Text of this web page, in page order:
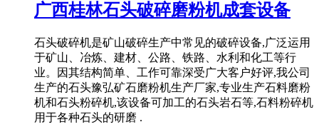
广西桂林石头破碎磨粉机成套设备
石头破碎机是矿山破碎生产中常见的破碎设备,广泛运用
于矿山、冶炼、建材、公路、铁路、水利和化工等行
业。因其结构简单、工作可靠深受广大客户好评,我公司
生产的石头豫弘矿石磨粉机生产厂家,专业生产石料磨粉
机和石头粉碎机,该设备可加工的石头岩石等,石料粉碎机
用于各种石头的研磨 .